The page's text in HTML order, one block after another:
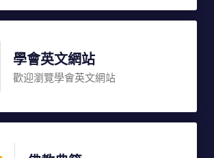
學會英文網站
歡迎瀏覽學會英文網站